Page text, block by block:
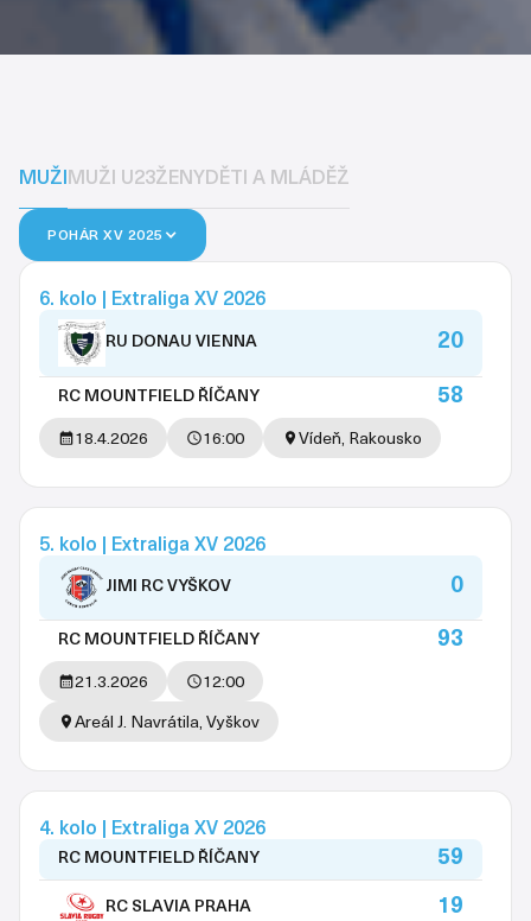
MUŽIMUŽI U23ŽENYDĚTI A MLÁDĚŽ
POHÁR XV 2025
6. kolo | Extraliga XV 2026
RU DONAU VIENNA 20
RC MOUNTFIELD ŘÍČANY 58
18.4.2026 16:00 Vídeň, Rakousko
5. kolo | Extraliga XV 2026
JIMI RC VYŠKOV 0
RC MOUNTFIELD ŘÍČANY 93
21.3.2026 12:00
Areál J. Navrátila, Vyškov
4. kolo | Extraliga XV 2026
RC MOUNTFIELD ŘÍČANY 59
RC SLAVIA PRAHA 19